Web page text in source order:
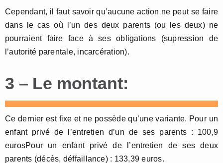
Cependant, il faut savoir qu’aucune action ne peut se faire
dans le cas où l’un des deux parents (ou les deux) ne
pourraient faire face à ses obligations (supression de
l’autorité parentale, incarcération).
3 – Le montant:
Ce dernier est fixe et ne possède qu’une variante. Pour un
enfant privé de l’entretien d’un de ses parents : 100,9
eurosPour un enfant privé de l’entretien de ses deux
parents (décès, déffaillance) : 133,39 euros.